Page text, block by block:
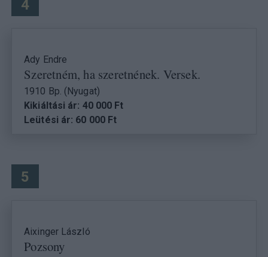
4
Ady Endre
Szeretném, ha szeretnének. Versek.
1910 Bp. (Nyugat)
Kikiáltási ár: 40 000 Ft
Leütési ár: 60 000 Ft
5
Aixinger László
Pozsony